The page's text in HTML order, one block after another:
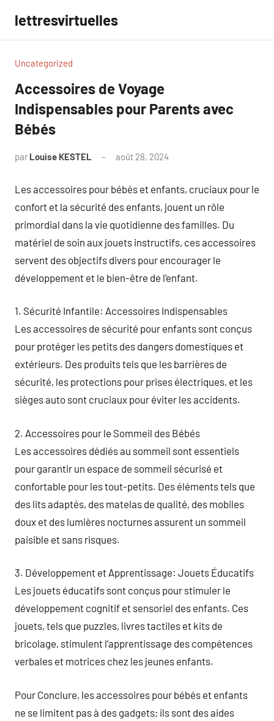
contenu
lettresvirtuelles
Uncategorized
Accessoires de Voyage
Indispensables pour Parents avec
Bébés
par Louise KESTEL août 28, 2024
Les accessoires pour bébés et enfants, cruciaux pour le
confort et la sécurité des enfants, jouent un rôle
primordial dans la vie quotidienne des familles. Du
matériel de soin aux jouets instructifs, ces accessoires
servent des objectifs divers pour encourager le
développement et le bien-être de l’enfant.
1. Sécurité Infantile: Accessoires Indispensables
Les accessoires de sécurité pour enfants sont conçus
pour protéger les petits des dangers domestiques et
extérieurs. Des produits tels que les barrières de
sécurité, les protections pour prises électriques, et les
sièges auto sont cruciaux pour éviter les accidents.
2. Accessoires pour le Sommeil des Bébés
Les accessoires dédiés au sommeil sont essentiels
pour garantir un espace de sommeil sécurisé et
confortable pour les tout-petits. Des éléments tels que
des lits adaptés, des matelas de qualité, des mobiles
doux et des lumières nocturnes assurent un sommeil
paisible et sans risques.
3. Développement et Apprentissage: Jouets Éducatifs
Les jouets éducatifs sont conçus pour stimuler le
développement cognitif et sensoriel des enfants. Ces
jouets, tels que puzzles, livres tactiles et kits de
bricolage, stimulent l’apprentissage des compétences
verbales et motrices chez les jeunes enfants.
Pour Conclure, les accessoires pour bébés et enfants
ne se limitent pas à des gadgets; ils sont des aides